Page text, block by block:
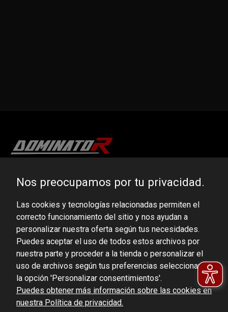
DOMINATOR GROUP Sp. z o.o.
VAT ID No.: 6521751083
dominator@dominator.pl
© Copyright 2022 | Dominator Group Sp. z o. o.
Nos preocupamos por tu privacidad.
Las cookies y tecnologías relacionadas permiten el
correcto funcionamiento del sitio y nos ayudan a
personalizar nuestra oferta según tus necesidades.
Puedes aceptar el uso de todos estos archivos por
nuestra parte y proceder a la tienda o personalizar el
uso de archivos según tus preferencias seleccionando
la opción 'Personalizar consentimientos'.
Puedes obtener más información sobre las cookies en
nuestra Política de privacidad.